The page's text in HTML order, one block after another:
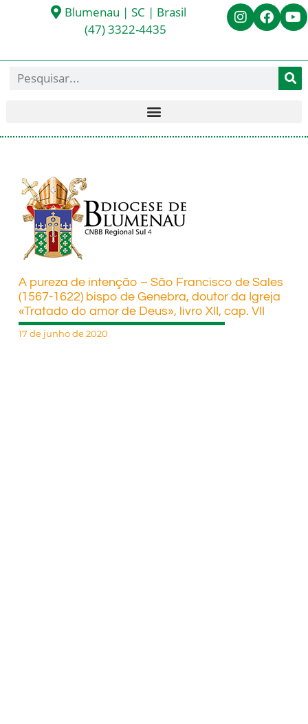
Blumenau | SC | Brasil
(47) 3322-4435
A pureza de intenção – São Francisco de Sales
(1567-1622) bispo de Genebra, doutor da Igreja
«Tratado do amor de Deus», livro XII, cap. VII
17 de junho de 2020